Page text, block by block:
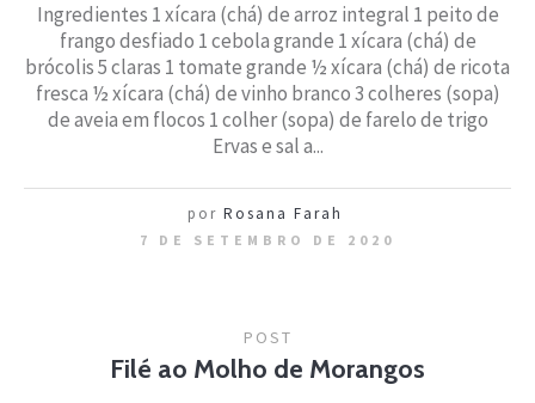
Ingredientes 1 xícara (chá) de arroz integral 1 peito de
frango desfiado 1 cebola grande 1 xícara (chá) de
brócolis 5 claras 1 tomate grande ½ xícara (chá) de ricota
fresca ½ xícara (chá) de vinho branco 3 colheres (sopa)
de aveia em flocos 1 colher (sopa) de farelo de trigo
Ervas e sal a...
por Rosana Farah
7 DE SETEMBRO DE 2020
POST
Filé ao Molho de Morangos